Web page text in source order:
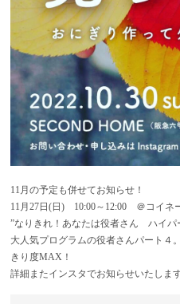
11月の予定も併せてお知らせ！
11月27日(日) 10:00～12:00 ＠コイネ
”なりきれ！あなたは役者さん ハイパ
大人気プログラムの役者さんパート４
きり度MAX！
詳細またインスタでお知らせいたします